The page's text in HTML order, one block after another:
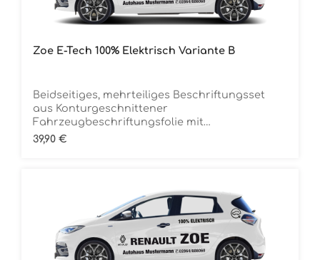
Zoe E-Tech 100% Elektrisch Variante B
Beidseitiges, mehrteiliges Beschriftungsset
aus Konturgeschnittener
Fahrzeugbeschriftungsfolie mit
ÜbertragungstapeDie Folie ist Rückstandsfrei
Regulärer Preis:
39,90 €